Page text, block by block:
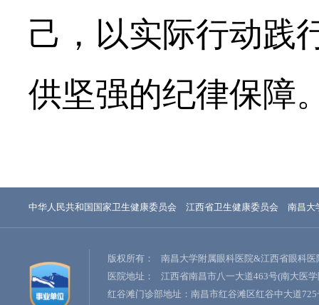
己，以实际行动践
供坚强的纪律保障
中华人民共和国国家卫生健康委员会 江西省卫生健康委员会 南昌大
版权所有：
南昌大学附属眼科医院&江西省眼科医
医院地址：
江西省南昌市八一大道463号(南大医
红谷滩门诊部地址：南昌市红谷滩区红谷中大道725